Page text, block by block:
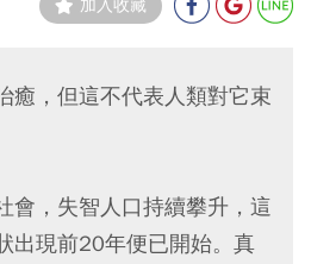
加入收藏
癒，但這不代表人類對它束
會，失智人口持續攀升，這
出現前20年便已開始。真